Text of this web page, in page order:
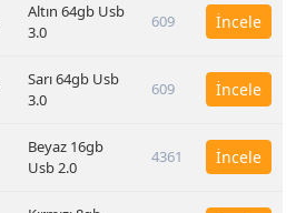
Altın 64gb Usb
3.0
609 İncele
Sarı 64gb Usb
3.0
609 İncele
Beyaz 16gb
Usb 2.0
4361 İncele